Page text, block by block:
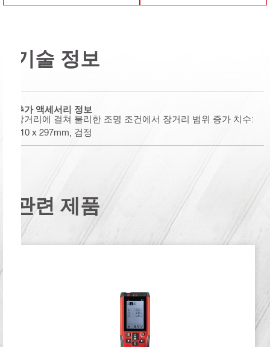
기술 정보
추가 액세서리 정보
장거리에 걸쳐 불리한 조명 조건에서 장거리 범위 증가 치수:
210 x 297mm, 검정
관련 제품